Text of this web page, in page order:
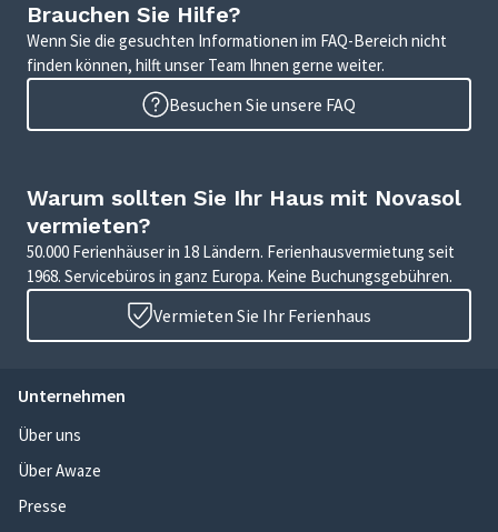
Brauchen Sie Hilfe?
Wenn Sie die gesuchten Informationen im FAQ-Bereich nicht
finden können, hilft unser Team Ihnen gerne weiter.
Besuchen Sie unsere FAQ
Warum sollten Sie Ihr Haus mit Novasol
vermieten?
50.000 Ferienhäuser in 18 Ländern. Ferienhausvermietung seit
1968. Servicebüros in ganz Europa. Keine Buchungsgebühren.
Vermieten Sie Ihr Ferienhaus
Unternehmen
Über uns
Über Awaze
Presse